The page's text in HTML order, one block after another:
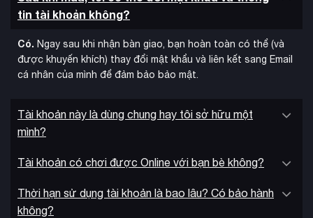
tin tài khoản không?
Có. Ngay sau khi nhận bàn giao, bạn hoàn toàn có thể (và
được khuyến khích) thay đổi mật khẩu và liên kết sang Email
cá nhân của mình để đảm bảo bảo mật.
Tài khoản này là dùng chung hay tôi sở hữu một
mình?
Tài khoản có chơi được Online với bạn bè không?
Thời hạn sử dụng tài khoản là bao lâu? Có bảo hành
không?